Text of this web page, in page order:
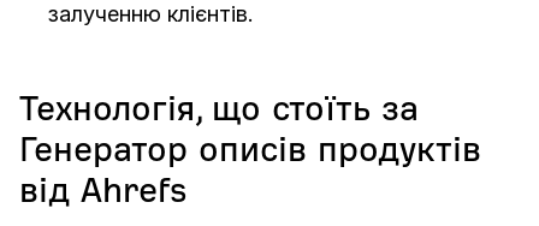
залученню клієнтів.
Технологія, що стоїть за
Генератор описів продуктів
від Ahrefs